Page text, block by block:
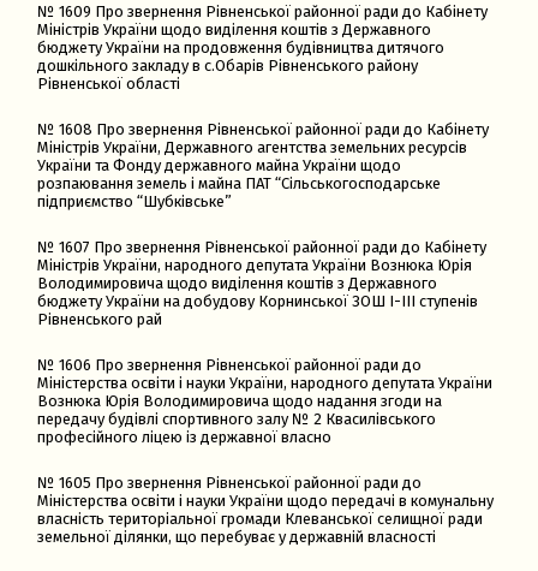
№ 1609 Про звернення Рівненської районної ради до Кабінету
Міністрів України щодо виділення коштів з Державного
бюджету України на продовження будівництва дитячого
дошкільного закладу в с.Обарів Рівненського району
Рівненської області
№ 1608 Про звернення Рівненської районної ради до Кабінету
Міністрів України, Державного агентства земельних ресурсів
України та Фонду державного майна України щодо
розпаювання земель і майна ПАТ “Сільськогосподарське
підприємство “Шубківське”
№ 1607 Про звернення Рівненської районної ради до Кабінету
Міністрів України, народного депутата України Вознюка Юрія
Володимировича щодо виділення коштів з Державного
бюджету України на добудову Корнинської ЗОШ І-ІІІ ступенів
Рівненського рай
№ 1606 Про звернення Рівненської районної ради до
Міністерства освіти і науки України, народного депутата України
Вознюка Юрія Володимировича щодо надання згоди на
передачу будівлі спортивного залу № 2 Квасилівського
професійного ліцею із державної власно
№ 1605 Про звернення Рівненської районної ради до
Міністерства освіти і науки України щодо передачі в комунальну
власність територіальної громади Клеванської селищної ради
земельної ділянки, що перебуває у державній власності